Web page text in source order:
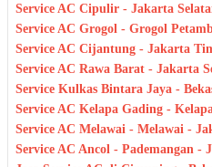
Service AC Cipulir - Jakarta
Service AC Grogol - Grogol
Service AC Cijantung - Jakarta
Service AC Rawa Barat - Jakarta
Service Kulkas Bintara Jaya -
Service AC Kelapa Gading -
Service AC Melawai - Melawai -
Service AC Ancol - Pademangan -